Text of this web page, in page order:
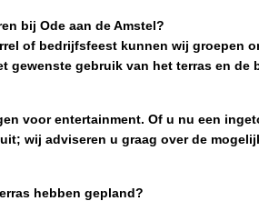
bij Ode aan de Amstel?
of bedrijfsfeest kunnen wij groepen
gewenste gebruik van het terras en de
voor entertainment. Of u nu een
wij adviseren u graag over de
hebben gepland?